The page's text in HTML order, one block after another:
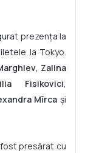
prezența la
la Tokyo.
Zalina
Fisikovici,
Mîrca și
fost presărat cu